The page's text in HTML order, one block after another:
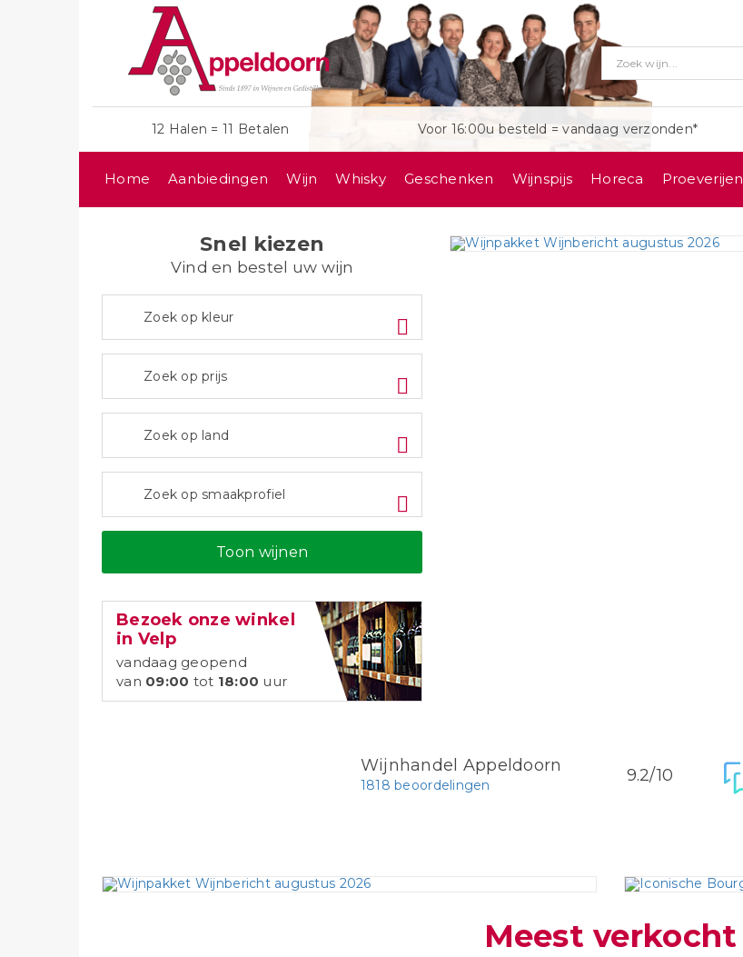
12 Halen = 11 Betalen Voor 16:00u besteld = vandaag verzonden*
Home Aanbiedingen Wijn Whisky Geschenken Wijnspijs Horeca Proeverijen
Snel kiezen
Vind en bestel uw wijn
Toon wijnen
Bezoek onze winkel
in Velp
vandaag geopend
van 09:00 tot 18:00 uur
Wijnhandel Appeldoorn
1818 beoordelingen 9.2/10
Meest verkocht